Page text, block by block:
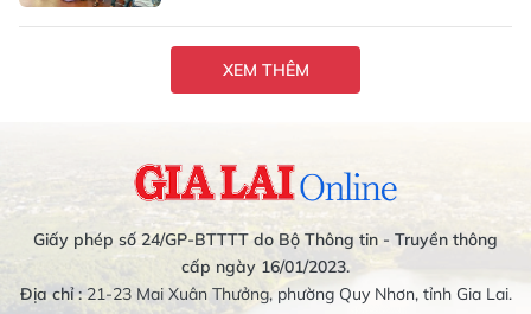
XEM THÊM
Giấy phép số 24/GP-BTTTT do Bộ Thông tin - Truyền thông
cấp ngày 16/01/2023.
Địa chỉ :21-23 Mai Xuân Thưởng, phường Quy Nhơn, tỉnh Gia Lai.